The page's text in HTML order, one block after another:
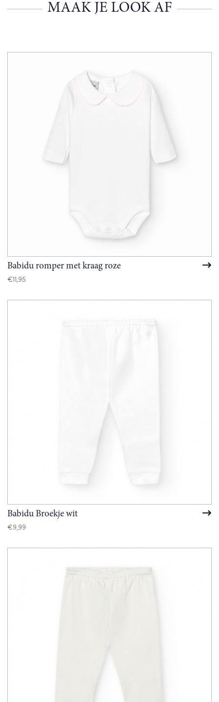
MAAK JE LOOK AF
Babidu romper met kraag roze
€11,95
Babidu Broekje wit
€9,99